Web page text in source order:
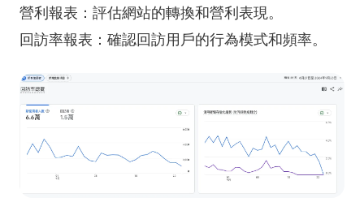
營利報表：評估網站的轉換和營利表現。
回訪率報表：確認回訪用戶的行為模式和頻率。